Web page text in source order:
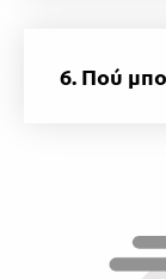
6. Πού